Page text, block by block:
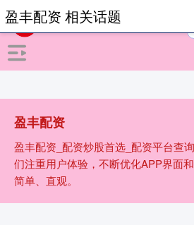
盈丰配资
盈丰配资_配资炒股首选_配资平台查
们注重用户体验，不断优化APP界面
简单、直观。
盈丰配资 相关话题